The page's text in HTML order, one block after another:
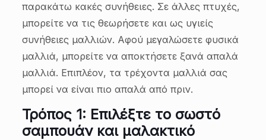
παρακάτω κακές συνήθειες. Σε άλλες πτυχές,
μπορείτε να τις θεωρήσετε και ως υγιείς
συνήθειες μαλλιών. Αφού μεγαλώσετε φυσικά
μαλλιά, μπορείτε να αποκτήσετε ξανά απαλά
μαλλιά. Επιπλέον, τα τρέχοντα μαλλιά σας
μπορεί να είναι πιο απαλά από πριν.
Τρόπος 1: Επιλέξτε το σωστό
σαμπουάν και μαλακτικό